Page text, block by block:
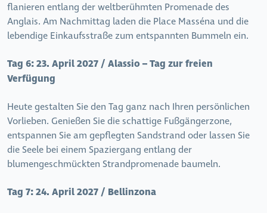
flanieren entlang der weltberühmten Promenade des
Anglais. Am Nachmittag laden die Place Masséna und die
lebendige Einkaufsstraße zum entspannten Bummeln ein.
Tag 6:23. April 2027 / Alassio – Tag zur freien
Verfügung
Heute gestalten Sie den Tag ganz nach Ihren persönlichen
Vorlieben. Genießen Sie die schattige Fußgängerzone,
entspannen Sie am gepflegten Sandstrand oder lassen Sie
die Seele bei einem Spaziergang entlang der
blumengeschmückten Strandpromenade baumeln.
Tag 7:24. April 2027 / Bellinzona